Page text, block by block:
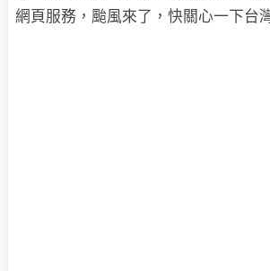
網頁服務，颱風來了，快關心一下台